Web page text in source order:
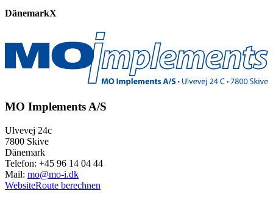
DänemarkX
MO Implements A/S
Ulvevej 24c
7800 Skive
Dänemark
Telefon: +45 96 14 04 44
Mail: mo@mo-i.dk
WebsiteRoute berechnen